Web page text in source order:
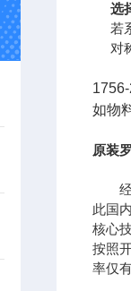
选
若
对
如物
原装
经过
此国
核心
按照
率仅